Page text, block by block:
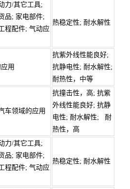
力/其它工具;
品; 家电部件;
程配件; 气动应
热稳定性; 耐水解性
用
抗紫外线性能良好;
抗静电性; 耐水解性;
耐热性，中等
车领域的应用
抗撞击性，高; 抗紫
外线性能良好; 抗静
电性; 耐水解性; 耐
热性，高
力/其它工具;
品; 家电部件;
程配件; 气动应
热稳定性; 耐水解性